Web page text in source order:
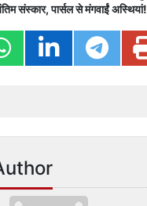
संस्कार, पार्सल से मंगवाईं अस्थियां!